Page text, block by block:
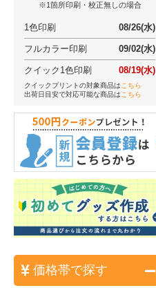
※1箇所印刷・校正無しの場合
1色印刷 08/26(水)
フルカラー印刷 09/02(水)
クイック1色印刷 08/19(水)
クイックプリントの対象商品は こちら
出荷日目安で対応可能な商品は こちら
価格帯で探す